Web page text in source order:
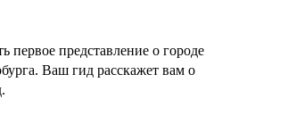
первое представление о городе
Ваш гид расскажет вам о